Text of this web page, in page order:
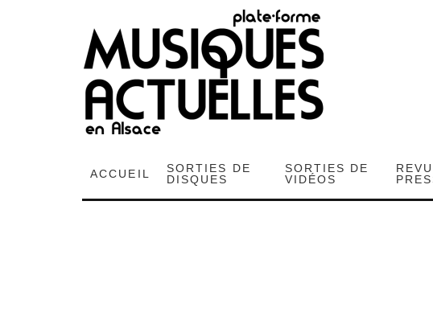
ACCUEIL
SORTIES DE
DISQUES
SORTIES DE
VIDÉOS